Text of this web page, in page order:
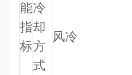
能
指
标
冷
却
方
式
风冷